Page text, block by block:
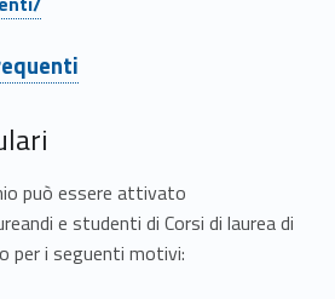
può essere attivato
e studenti di Corsi di laurea di
per i seguenti motivi: